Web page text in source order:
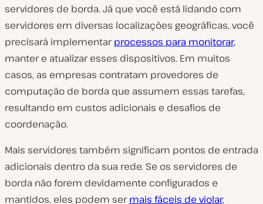
servidores de borda. Já que você está lidando com
servidores em diversas localizações geográficas, você
precisará implementarprocessos para monitorar,
manter e atualizar esses dispositivos. Em muitos
casos, as empresas contratam provedores de
computação de borda que assumem essas tarefas,
resultando em custos adicionais e desafios de
coordenação.
Mais servidores também significam pontos de entrada
adicionais dentro da sua rede. Se os servidores de
borda não forem devidamente configurados e
mantidos, eles podem sermais fáceis de violar,